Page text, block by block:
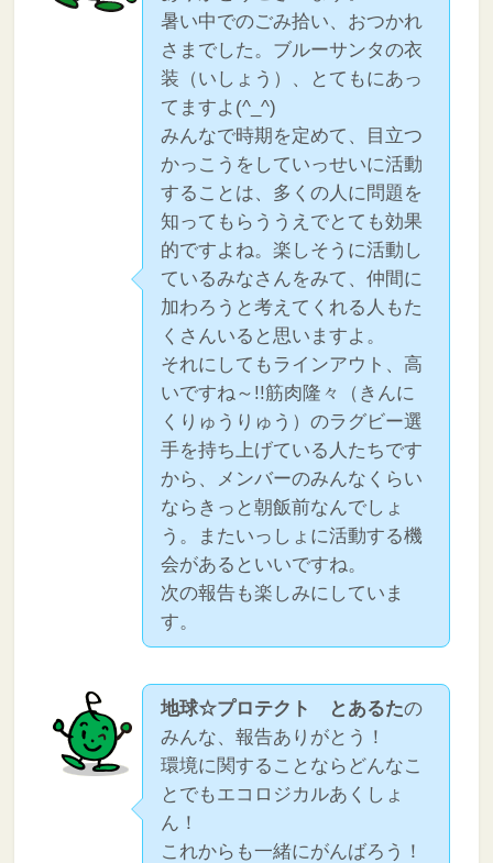
暑い中でのごみ拾い、おつかれ
さまでした。ブルーサンタの衣
装（いしょう）、とてもにあっ
てますよ(^_^)
みんなで時期を定めて、目立つ
かっこうをしていっせいに活動
することは、多くの人に問題を
知ってもらううえでとても効果
的ですよね。楽しそうに活動し
ているみなさんをみて、仲間に
加わろうと考えてくれる人もた
くさんいると思いますよ。
それにしてもラインアウト、高
いですね～!!筋肉隆々（きんに
くりゅうりゅう）のラグビー選
手を持ち上げている人たちです
から、メンバーのみんなくらい
ならきっと朝飯前なんでしょ
う。またいっしょに活動する機
会があるといいですね。
次の報告も楽しみにしていま
す。
地球☆プロテクト とあるたの
みんな、報告ありがとう！
環境に関することならどんなこ
とでもエコロジカルあくしょ
ん！
これからも一緒にがんばろう！